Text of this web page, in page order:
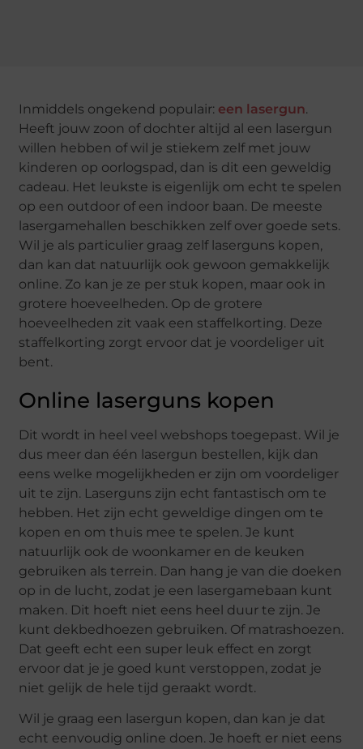
Inmiddels ongekend populair: een lasergun.
Heeft jouw zoon of dochter altijd al een lasergun
willen hebben of wil je stiekem zelf met jouw
kinderen op oorlogspad, dan is dit een geweldig
cadeau. Het leukste is eigenlijk om echt te spelen
op een outdoor of een indoor baan. De meeste
lasergamehallen beschikken zelf over goede sets.
Wil je als particulier graag zelf laserguns kopen,
dan kan dat natuurlijk ook gewoon gemakkelijk
online. Zo kan je ze per stuk kopen, maar ook in
grotere hoeveelheden. Op de grotere
hoeveelheden zit vaak een staffelkorting. Deze
staffelkorting zorgt ervoor dat je voordeliger uit
bent.
Online laserguns kopen
Dit wordt in heel veel webshops toegepast. Wil je
dus meer dan één lasergun bestellen, kijk dan
eens welke mogelijkheden er zijn om voordeliger
uit te zijn. Laserguns zijn echt fantastisch om te
hebben. Het zijn echt geweldige dingen om te
kopen en om thuis mee te spelen. Je kunt
natuurlijk ook de woonkamer en de keuken
gebruiken als terrein. Dan hang je van die doeken
op in de lucht, zodat je een lasergamebaan kunt
maken. Dit hoeft niet eens heel duur te zijn. Je
kunt dekbedhoezen gebruiken. Of matrashoezen.
Dat geeft echt een super leuk effect en zorgt
ervoor dat je je goed kunt verstoppen, zodat je
niet gelijk de hele tijd geraakt wordt.
Wil je graag een lasergun kopen, dan kan je dat
echt eenvoudig online doen. Je hoeft er niet eens